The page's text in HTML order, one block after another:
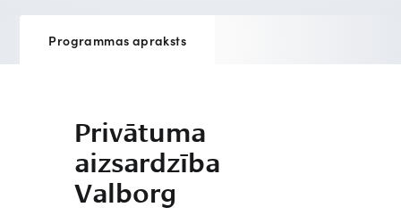
Programmas apraksts
Privātuma
aizsardzība
Valborg